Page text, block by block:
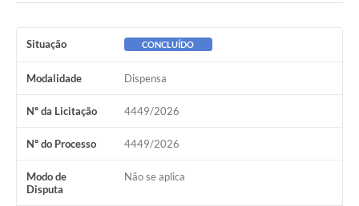
Arquivos para Download
Carta de Serviços
Notícias
Projetos
Situação CONCLUÍDO
Modalidade Dispensa
Nº da Licitação 4449/2026
Nº do Processo 4449/2026
Modo de
Disputa
Não se aplica